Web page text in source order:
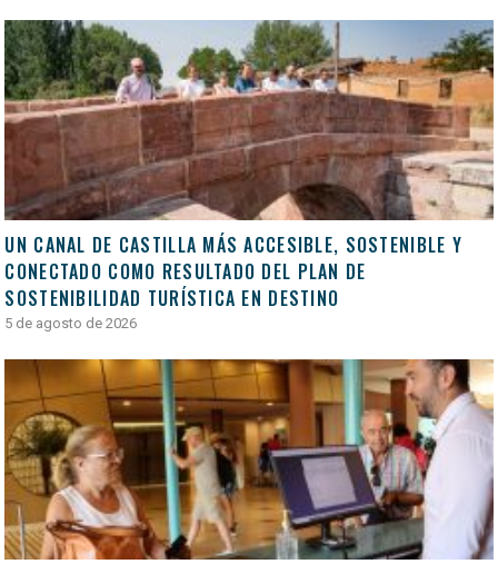
UN CANAL DE CASTILLA MÁS ACCESIBLE, SOSTENIBLE Y
CONECTADO COMO RESULTADO DEL PLAN DE
SOSTENIBILIDAD TURÍSTICA EN DESTINO
5 de agosto de 2026